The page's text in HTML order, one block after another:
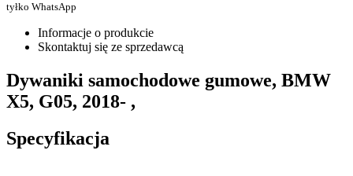
tyłko WhatsApp
Informacje o produkcie
Skontaktuj się ze sprzedawcą
Dywaniki samochodowe gumowe, BMW
X5, G05, 2018- ,
Specyfikacja